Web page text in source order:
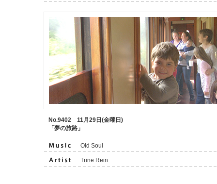
No.9402 11月29日(金曜日)
「夢の旅路」
Old Soul
Trine Rein